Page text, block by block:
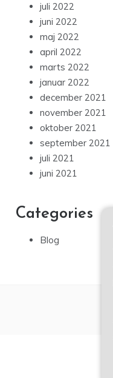
juli 2022
juni 2022
maj 2022
april 2022
marts 2022
januar 2022
december 2021
november 2021
oktober 2021
september 2021
juli 2021
juni 2021
Categories
Blog